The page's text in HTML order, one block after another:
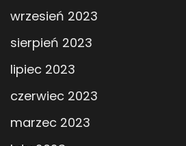
wrzesień 2023
sierpień 2023
lipiec 2023
czerwiec 2023
marzec 2023